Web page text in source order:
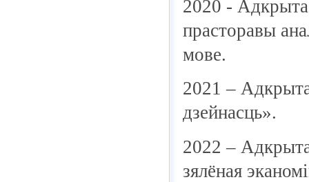
2020 - Адкрыта
прасторавы
мове.
2021 – Адкрыта
дзейнасць».
2022 –
зялёная